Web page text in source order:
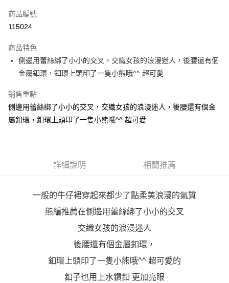
【大哥付你分期使用說明】
1.本服務由台灣大哥大提供，台灣大哥大用戶可立即使用無須另外申請。
流程，驗證手機門號後，選擇欲分期的期數、繳款截止日，確認付款後即完
成交易。
3.實際核准額度、可分期數及費用金額請依後續交易確認頁面所載為準。
4.訂單成立30分鐘內，如未前往確認交易或遇審核未通過，訂單將自動取
法說明評估內容。
【繳款方式說明】
1.分期款項不併入電信帳單，「大哥付你分期」於每月結算日後寄送繳費提
醒簡訊。
1.本服務係由「台灣大哥大股份有限公司」（以下簡稱本公司）所提供，讓
2.基於同意付款使用「大哥付你分期」之契約關係目的，商店將以您的個人
資料（包含姓名、電話或地址）提供予台灣大哥大進項蒐集、處理及利用，
由本公司與您本人進行分期帳單所需資料之確認、核對及更正。
AFTEE先享後付
【關於「AFTEE先享後付」】
AFTEE先享後付是「在收到商品之後才付款」的支付方式。 讓您購物簡單
便利好安心！
１．簡單：不需註冊會員、不需綁卡、不需儲值。
３．安心：先確認商品／服務後，再付款。
【「AFTEE先享後付」結帳流程】
１．於結帳方式選擇「AFTEE先享後付」後，將跳轉至「AFTEE先享後付」
※ 請注意：結帳手續完成當下不需立刻繳費，但若您需要取消訂單，請聯絡
※ 交易是否成功請以「AFTEE先享後付 」之結帳頁面顯示為準，若有關於
客戶支援中心」https://netprotections.freshdesk.com/support/home
１．透過由恩沛科技股份有限公司提供之「AFTEE先享後付」服務完成之交
易，需依本服務之必要範圍內提供個人資料，並將交易相關給付款項請求債
權轉讓予恩沛科技股份有限公司。
https://aftee.tw/terms/#terms3
ATM付款
全家取貨付款
每筆NT$70，滿NT$699(含以上)免運費
付款後7-11取貨
每筆NT$70，滿NT$699(含以上)免運費
每筆NT$100，滿NT$1,000(含以上)免運費
商品編號
115024
商品特色
側邊用蕾絲綁了小小的交叉，交織女孩的浪漫迷人，後腰還有個
金屬釦環，釦環上頭印了一隻小熊哦^^ 超可愛
銷售重點
側邊用蕾絲綁了小小的交叉，交織女孩的浪漫迷人，後腰還有個金
屬釦環，釦環上頭印了一隻小熊哦^^ 超可愛
詳細說明 相關推薦
一般的牛仔裙穿起來都少了點柔美浪漫的氣質
熊編推薦在側邊用蕾絲綁了小小的交叉
交織女孩的浪漫迷人
後腰還有個金屬釦環，
釦環上頭印了一隻小熊哦^^ 超可愛的
釦子也用上水鑽釦 更加亮眼